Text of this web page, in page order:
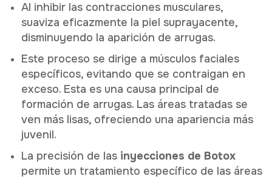
Al inhibir las contracciones musculares,
suaviza eficazmente la piel suprayacente,
disminuyendo la aparición de arrugas.
Este proceso se dirige a músculos faciales
específicos, evitando que se contraigan en
exceso. Esta es una causa principal de
formación de arrugas. Las áreas tratadas se
ven más lisas, ofreciendo una apariencia más
juvenil.
La precisión de las inyecciones de Botox
permite un tratamiento específico de las áreas